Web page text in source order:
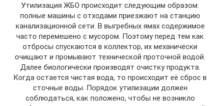
Утилизация ЖБО происходит следующим образом:
полные машины с отходами приезжают на станцию
канализационной сети. В выгребных ямах содержимое
часто перемешено с мусором. Поэтому перед тем как
отбросы спускаются в коллектор, их механически
очищают и промывают технической проточной водой.
Далее биологически производят очистку продукта.
Когда остается чистая вода, то происходит её сброс в
сточные воды. Порядок утилизации должен
соблюдаться, как положено, чтобы не возникло